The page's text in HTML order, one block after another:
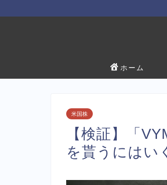
ホーム
米国株
【検証】「
を貰うにはい